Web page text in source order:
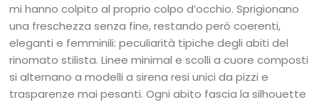
mi hanno colpito al proprio colpo d’occhio. Sprigionano
una freschezza senza fine, restando però coerenti,
eleganti e femminili: peculiarità tipiche degli abiti del
rinomato stilista. Linee minimal e scolli a cuore composti
si alternano a modelli a sirena resi unici da pizzi e
trasparenze mai pesanti. Ogni abito fascia la silhouette